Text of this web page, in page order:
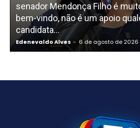
senador Mendonça Filho é
bem-vindo, não é um apoio
candidata...
Edenevaldo Alves - 6 de agosto de 2026